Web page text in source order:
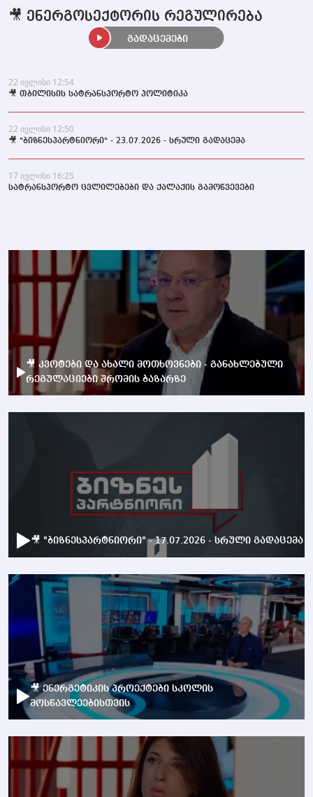
22 ივლისი 12:54
🎥 თბილისის სატრანსპორტო პოლიტიკა
22 ივლისი 12:50
🎥 "ბიზნესპარტნიორი" - 23.07.2026 - სრული გადაცემა
17 ივლისი 16:25
სატრანსპორტო ცვლილებები და ქალაქის გამოწვევები
🎥 ენერგოსექტორის რეგულირება
გადაცემები
🎥 კვოტები და ახალი მოთხოვნები - განახლებული
რეგულაციები შრომის ბაზარზე
🎥 "ბიზნესპარტნიორი" - 17.07.2026 - სრული გადაცემა
🎥 ენერგეტიკის პროექტები სკოლის
მოსწავლეებისთვის